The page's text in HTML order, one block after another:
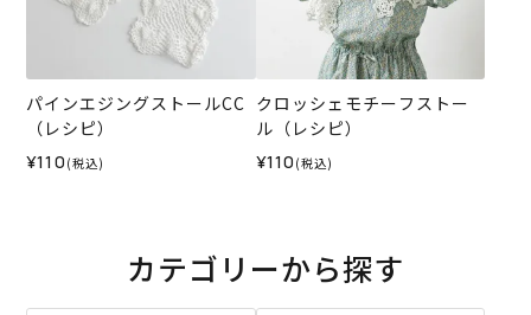
パインエジングストールCC
（レシピ）
¥110 (税込)
クロッシェモチーフストー
ル（レシピ）
¥110 (税込)
カテゴリーから探す